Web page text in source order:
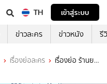
TH
เข้าสู่ระบบ
ข่าวละคร ข่าวหนัง รี
เรื่องย่อละคร
เรื่องย่อ ร้านยา